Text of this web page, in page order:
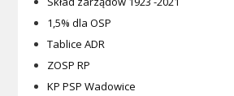
1,5% dla OSP
Tablice ADR
ZOSP RP
KP PSP Wadowice